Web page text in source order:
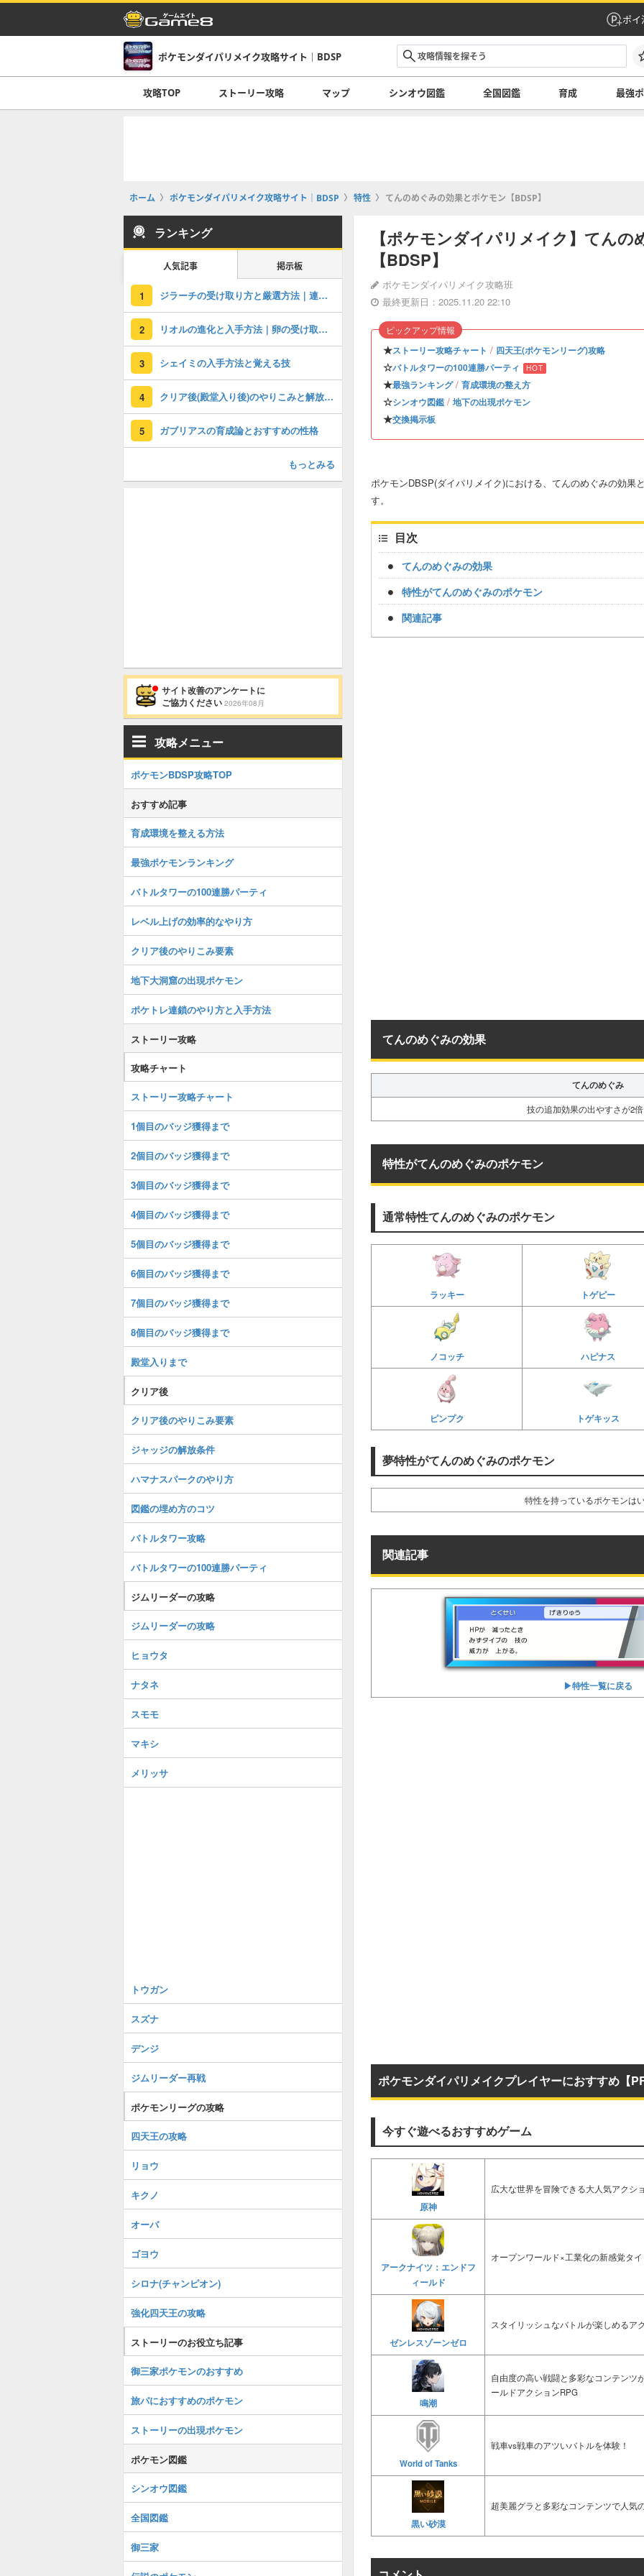
ポイ
ポケモンダイパリメイク攻略サイト｜BDSP
攻略TOP ストーリー攻略 マップ シンオウ図鑑 全国図鑑 育成 最強
ホーム ポケモンダイパリメイク攻略サイト｜BDSP 特性 てんのめぐみの効果とポケモン【BDSP】
【ポケモンダイパリメイク】てん
【BDSP】
ポケモンダイパリメイク攻略班
最終更新日：2025.11.20 22:10
★ストーリー攻略チャート / 四天王(ポケモンリーグ)攻略
☆バトルタワーの100連勝パーティ HOT
★最強ランキング/ 育成環境の整え方
☆シンオウ図鑑 / 地下の出現ポケモン
★交換掲示板
ピックアップ情報
ポケモンDBSP(ダイパリメイク)における、てんのめぐみの効果
す。
目次
てんのめぐみの効果
特性がてんのめぐみのポケモン
関連記事
てんのめぐみの効果
てんのめぐみ
技の追加効果の出やすさが2
特性がてんのめぐみのポケモン
通常特性てんのめぐみのポケモン
ラッキー トゲピー
ノコッチ ハピナス
ピンプク トゲキッス
夢特性がてんのめぐみのポケモン
特性を持っているポケモンは
関連記事
▶︎特性一覧に戻る
ポケモンダイパリメイクプレイヤーにおすすめ【
今すぐ遊べるおすすめゲーム
原神
広大な世界を冒険できる大人気アクシ
アークナイツ：エンドフ
ィールド
オープンワールド×工業化の新感覚タ
ゼンレスゾーンゼロ
スタイリッシュなバトルが楽しめるア
鳴潮
自由度の高い戦闘と多彩なコンテンツ
ールドアクションRPG
World of Tanks
戦車vs戦車のアツいバトルを体験！
黒い砂漠
超美麗グラと多彩なコンテンツで人気
ランキング
人気記事 掲示板
1 ジラーチの受け取り方と厳選方法｜連動特典
2 リオルの進化と入手方法｜卵の受け取り方
3 シェイミの入手方法と覚える技
4 クリア後(殿堂入り後)のやりこみと解放要素
5 ガブリアスの育成論とおすすめの性格
もっとみる
サイト改善のアンケートに
ご協力ください 2026年08月
攻略メニュー
ポケモンBDSP攻略TOP
おすすめ記事
育成環境を整える方法
最強ポケモンランキング
バトルタワーの100連勝パーティ
レベル上げの効率的なやり方
クリア後のやりこみ要素
地下大洞窟の出現ポケモン
ポケトレ連鎖のやり方と入手方法
ストーリー攻略
攻略チャート
ストーリー攻略チャート
1個目のバッジ獲得まで
2個目のバッジ獲得まで
3個目のバッジ獲得まで
4個目のバッジ獲得まで
5個目のバッジ獲得まで
6個目のバッジ獲得まで
7個目のバッジ獲得まで
8個目のバッジ獲得まで
殿堂入りまで
クリア後
クリア後のやりこみ要素
ジャッジの解放条件
ハマナスパークのやり方
図鑑の埋め方のコツ
バトルタワー攻略
バトルタワーの100連勝パーティ
ジムリーダーの攻略
ジムリーダーの攻略
ヒョウタ
ナタネ
スモモ
マキシ
メリッサ
トウガン
スズナ
デンジ
ジムリーダー再戦
ポケモンリーグの攻略
四天王の攻略
リョウ
キクノ
オーバ
ゴヨウ
シロナ(チャンピオン)
強化四天王の攻略
ストーリーのお役立ち記事
御三家ポケモンのおすすめ
旅パにおすすめのポケモン
ストーリーの出現ポケモン
ポケモン図鑑
シンオウ図鑑
全国図鑑
御三家